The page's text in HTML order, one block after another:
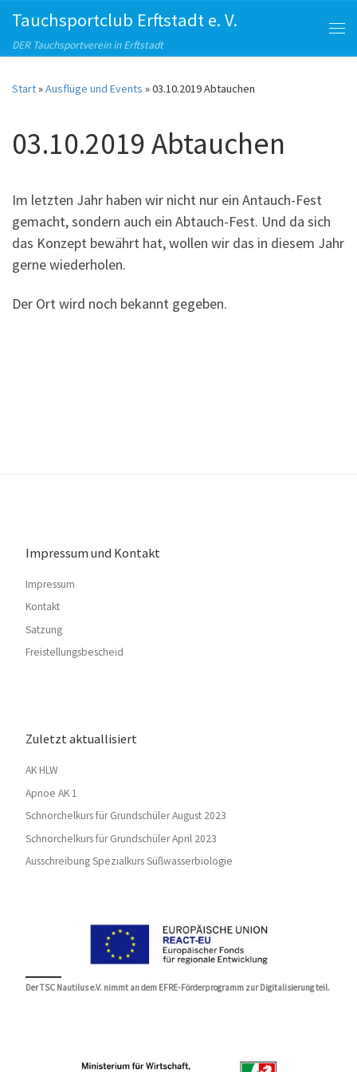
Zum Inhalt springen
Tauchsportclub Erftstadt e. V.
DER Tauchsportverein in Erftstadt
Start»Ausflüge und Events »03.10.2019 Abtauchen
03.10.2019 Abtauchen
Im letzten Jahr haben wir nicht nur ein Antauch-Fest
gemacht, sondern auch ein Abtauch-Fest. Und da sich
das Konzept bewährt hat, wollen wir das in diesem Jahr
gerne wiederholen.
Der Ort wird noch bekannt gegeben.
Impressum und Kontakt
Impressum
Kontakt
Satzung
Freistellungsbescheid
Zuletzt aktuallisiert
AK HLW
Apnoe AK 1
Schnorchelkurs für Grundschüler August 2023
Schnorchelkurs für Grundschüler April 2023
Ausschreibung Spezialkurs Süßwasserbiologie
Der TSC Nautilus e.V. nimmt an dem EFRE-Förderprogramm zur Digitalisierung teil.